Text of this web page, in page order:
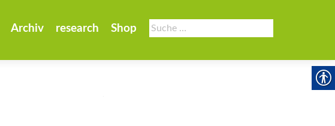
Suche
nach:
Archiv research Shop